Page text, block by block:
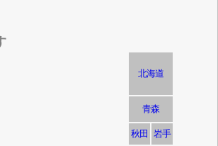
北海道
青森
秋田 岩手